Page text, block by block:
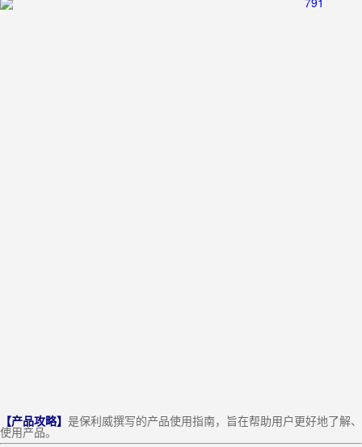
【产品攻略】 是保利威撰写的产品使用指南，旨在帮助用户更好地了解、
使用产品。